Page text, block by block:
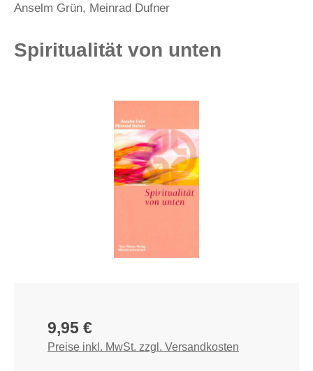
Anselm Grün, Meinrad Dufner
Spiritualität von unten
Regulärer Preis:
9,95 €
Preise inkl. MwSt. zzgl. Versandkosten